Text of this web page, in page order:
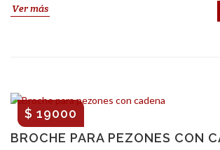
Ver más
BROCHE PARA PEZONES CON
$ 19000